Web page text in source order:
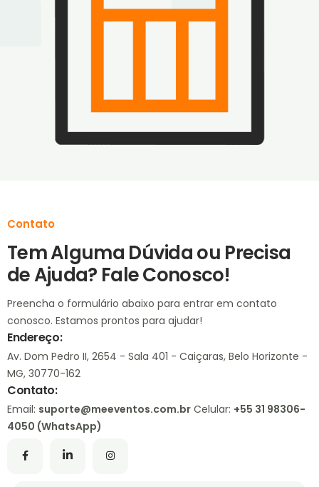
Contato
Tem Alguma Dúvida ou Precisa
de Ajuda? Fale Conosco!
Preencha o formulário abaixo para entrar em contato
conosco. Estamos prontos para ajudar!
Endereço:
Av. Dom Pedro II, 2654 - Sala 401 - Caiçaras, Belo Horizonte -
MG, 30770-162
Contato:
Email: suporte@meeventos.com.br Celular: +55 31 98306-
4050 (WhatsApp)